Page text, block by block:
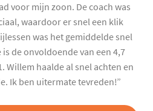
voor mijn zoon. De coach was
waardoor er snel een klik
was het gemiddelde snel
de onvoldoende van een 4,7
Willem haalde al snel achten en
Ik ben uitermate tevreden!”